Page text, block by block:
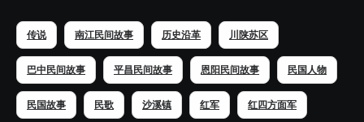
传说 南江民间故事 历史沿革 川陕苏区
巴中民间故事 平昌民间故事 恩阳民间故事 民国人物
民国故事 民歌 沙溪镇 红军 红四方面军